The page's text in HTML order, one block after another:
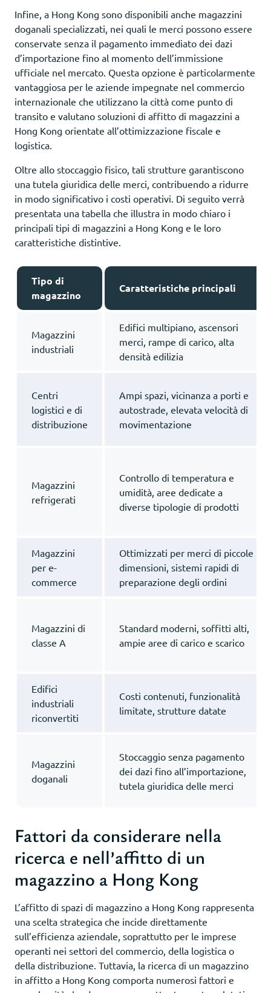
Infine, a Hong Kong sono disponibili anche magazzini
doganali specializzati, nei quali le merci possono essere
conservate senza il pagamento immediato dei dazi
d’importazione fino al momento dell’immissione
ufficiale nel mercato. Questa opzione è particolarmente
vantaggiosa per le aziende impegnate nel commercio
internazionale che utilizzano la città come punto di
transito e valutano soluzioni di affitto di magazzini a
Hong Kong orientate all’ottimizzazione fiscale e
logistica.
Oltre allo stoccaggio fisico, tali strutture garantiscono
una tutela giuridica delle merci, contribuendo a ridurre
in modo significativo i costi operativi. Di seguito verrà
presentata una tabella che illustra in modo chiaro i
principali tipi di magazzini a Hong Kong e le loro
caratteristiche distintive.
Tipo di
magazzino
Caratteristiche principali
Magazzini
industriali
Edifici multipiano, ascensori
merci, rampe di carico, alta
densità edilizia
Centri
logistici e di
distribuzione
Ampi spazi, vicinanza a porti e
autostrade, elevata velocità di
movimentazione
Magazzini
refrigerati
Controllo di temperatura e
umidità, aree dedicate a
diverse tipologie di prodotti
Magazzini
per e-
commerce
Ottimizzati per merci di piccole
dimensioni, sistemi rapidi di
preparazione degli ordini
Magazzini di
classe A
Standard moderni, soffitti alti,
ampie aree di carico e scarico
Edifici
industriali
riconvertiti
Costi contenuti, funzionalità
limitate, strutture datate
Magazzini
doganali
Stoccaggio senza pagamento
dei dazi fino all’importazione,
tutela giuridica delle merci
Fattori da considerare nella
ricerca e nell’affitto di un
magazzino a Hong Kong
L’affitto di spazi di magazzino a Hong Kong rappresenta
una scelta strategica che incide direttamente
sull’efficienza aziendale, soprattutto per le imprese
operanti nei settori del commercio, della logistica o
della distribuzione. Tuttavia, la ricerca di un magazzino
in affitto a Hong Kong comporta numerosi fattori e